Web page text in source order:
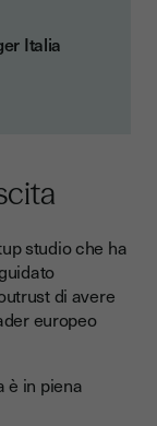
Italia
studio che ha
di avere
europeo
è in piena